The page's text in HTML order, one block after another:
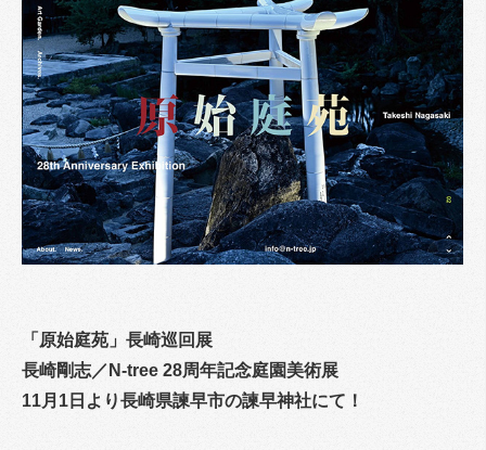
「原始庭苑」長崎巡回展
長崎剛志／N-tree 28周年記念庭園美術展
11月1日より長崎県諫早市の諫早神社にて！